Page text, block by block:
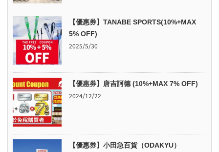
【優惠券】TANABE SPORTS(10%+MAX
5% OFF)
2025/5/30
【優惠券】唐吉訶德 (10%+MAX 7% OFF)
2024/12/22
【優惠券】小田急百貨（ODAKYU）